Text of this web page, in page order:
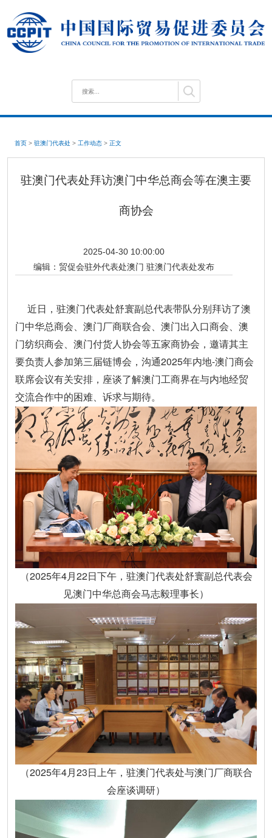
首页 > 驻澳门代表处 > 工作动态 > 正文
驻澳门代表处拜访澳门中华总商会等在澳主要
商协会
2025-04-30 10:00:00
编辑： 贸促会驻外代表处澳门 驻澳门代表处发布
近日，驻澳门代表处舒寰副总代表带队分别拜访了澳
门中华总商会、澳门厂商联合会、澳门出入口商会、澳
门纺织商会、澳门付货人协会等五家商协会，邀请其主
要负责人参加第三届链博会，沟通2025年内地-澳门商会
联席会议有关安排，座谈了解澳门工商界在与内地经贸
交流合作中的困难、诉求与期待。
（2025年4月22日下午，驻澳门代表处舒寰副总代表会
见澳门中华总商会马志毅理事长）
（2025年4月23日上午，驻澳门代表处与澳门厂商联合
会座谈调研）